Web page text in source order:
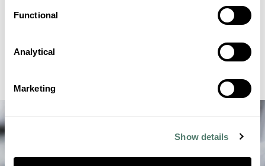
Functional
Analytical
Marketing
Show details